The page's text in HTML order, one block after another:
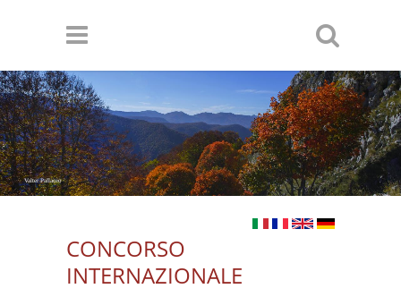
Valter Pallaoro
CONCORSO
INTERNAZIONALE